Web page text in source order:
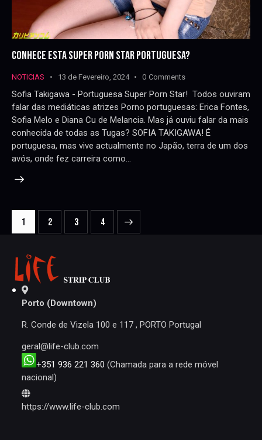
CONHECE ESTA SUPER PORN STAR PORTUGUESA?
NOTICIAS 13 de Fevereiro, 2024 0 Comments
Sofia Takigawa - Portuguesa Super Porn Star! Todos ouviram
falar das mediáticas atrizes Porno portuguesas: Erica Fontes,
Sofia Melo e Diana Cu de Melancia. Mas já ouviu falar da mais
conhecida de todas as Tugas? SOFIA TAKIGAWA! É
portuguesa, mas vive actualmente no Japão, terra de um dos
avós, onde fez carreira como…
NAVEGAÇÃO
DE
Page
1 Page
2 Page
3 Page
4
Porto (Downtown)
R. Conde de Vizela 100 e 117 , PORTO Portugal
geral@life-club.com
+351 936 221 360(Chamada para a rede móvel
nacional)
https://www.life-club.com